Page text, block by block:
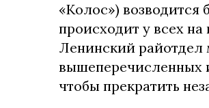
«Колос») возводится
происходит у всех
Ленинский
вышеперечисленных
чтобы прекратить